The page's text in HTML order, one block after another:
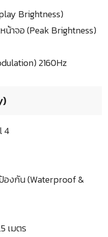
Brightness)
าจอ (Peak Brightness)
2160Hz
4
งกัน (Waterproof &
เมตร